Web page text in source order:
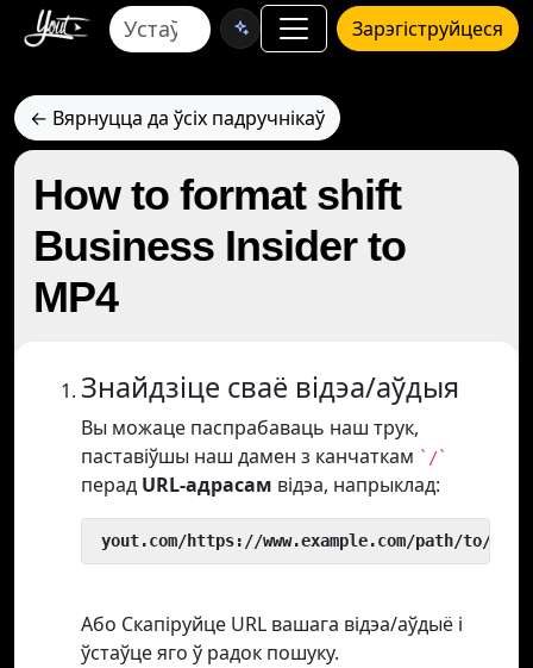
Зарэгіструйцеся
← Вярнуцца да ўсіх падручнікаў
How to format shift
Business Insider to
MP4
Знайдзіце сваё відэа/аўдыя
Вы можаце паспрабаваць наш трук,
паставіўшы наш дамен з канчаткам `/`
перад URL-адрасам відэа, напрыклад:
yout.com/https://www.example.com/path/to/
Або Скапіруйце URL вашага відэа/аўдыё і
ўстаўце яго ў радок пошуку.